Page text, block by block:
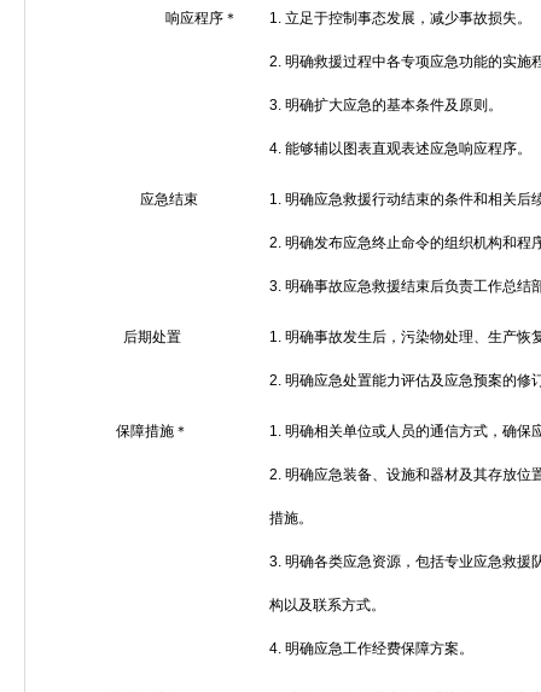
响应程序＊ 1. 立足于控制事态发展，减少事故损失。
2. 明确救援过程中各专项应急功能的实施
3. 明确扩大应急的基本条件及原则。
4. 能够辅以图表直观表述应急响应程序。
应急结束 1. 明确应急救援行动结束的条件和相关后
2. 明确发布应急终止命令的组织机构和程
3. 明确事故应急救援结束后负责工作总结
后期处置 1. 明确事故发生后，污染物处理、生产恢
2. 明确应急处置能力评估及应急预案的修
保障措施＊ 1. 明确相关单位或人员的通信方式，确保
2. 明确应急装备、设施和器材及其存放位
措施。
3. 明确各类应急资源，包括专业应急救援
构以及联系方式。
4. 明确应急工作经费保障方案。